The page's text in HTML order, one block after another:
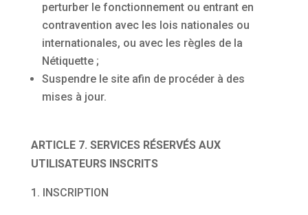
perturber le fonctionnement ou entrant en
contravention avec les lois nationales ou
internationales, ou avec les règles de la
Nétiquette ;
Suspendre le site afin de procéder à des
mises à jour.
ARTICLE 7. SERVICES RÉSERVÉS AUX
UTILISATEURS INSCRITS
INSCRIPTION